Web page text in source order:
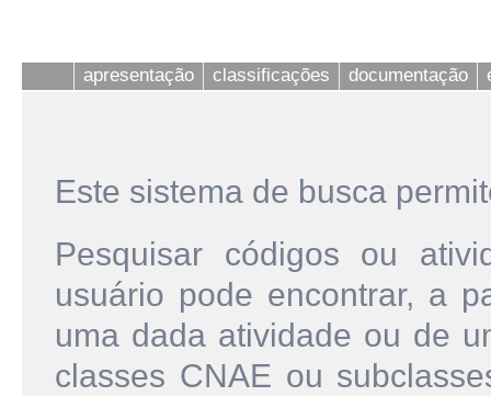
apresentação classificações documentação
Este sistema de busca
Pesquisar códigos ou
usuário pode encontrar, a
uma dada atividade ou de
classes CNAE ou